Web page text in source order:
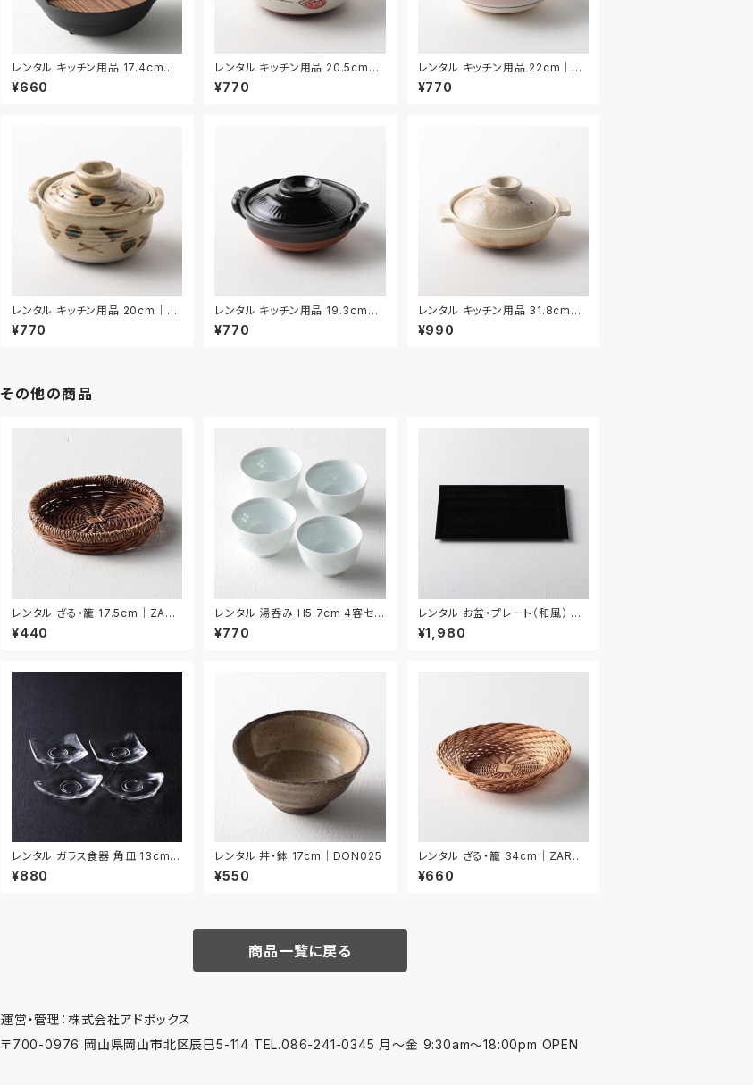
レンタル キッチン用品 17.4cm｜
KIW031
¥660
レンタル キッチン用品 20.5cm｜
KIW024
¥770
レンタル キッチン用品 22cm｜KI
W025
¥770
レンタル キッチン用品 20cm｜KI
W027
¥770
レンタル キッチン用品 19.3cm｜
KIW029
¥770
レンタル キッチン用品 31.8cm｜
KIW016
¥990
その他の商品
レンタル ざる・籠 17.5cm｜ZAR0
34
¥440
レンタル 湯呑み H5.7cm 4客セッ
ト｜YUN013
¥770
レンタル お盆・プレート（和風） 4
2.6cm｜BON006
¥1,980
レンタル ガラス食器 角皿 13cm 4
枚セット｜GLK095
¥880
レンタル 丼・鉢 17cm｜DON025
¥550
レンタル ざる・籠 34cm｜ZAR02
5
¥660
商品一覧に戻る
運営・管理：株式会社アドボックス
〒700-0976 岡山県岡山市北区辰巳5-114 TEL.086-241-0345 月〜金 9:30am〜18:00pm OPEN